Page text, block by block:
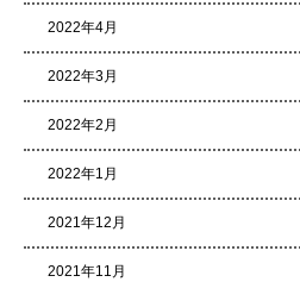
2022年4月
2022年3月
2022年2月
2022年1月
2021年12月
2021年11月